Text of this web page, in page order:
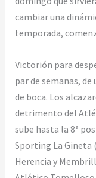
cambiar una
temporada,
Victorión para
par de semanas, de
de boca. Los
detrimento del
sube hasta la 8ª
Sporting La Gineta
Herencia y